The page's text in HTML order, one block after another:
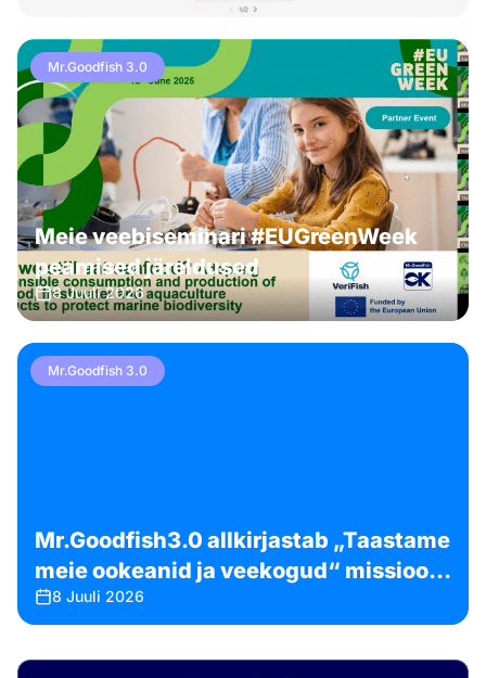
Mr.Goodfish 3.0
Meie veebiseminari #EUGreenWeek
peamised järeldused
8 Juuli 2026
Mr.Goodfish 3.0
Mr.Goodfish3.0 allkirjastab „Taastame
meie ookeanid ja veekogud“ missiooni
harta
8 Juuli 2026